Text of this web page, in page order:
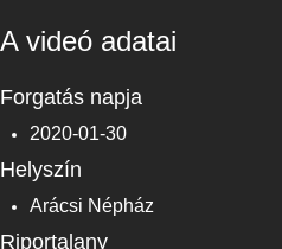
A videó adatai
Forgatás napja
2020-01-30
Helyszín
Arácsi Népház
Riportalany